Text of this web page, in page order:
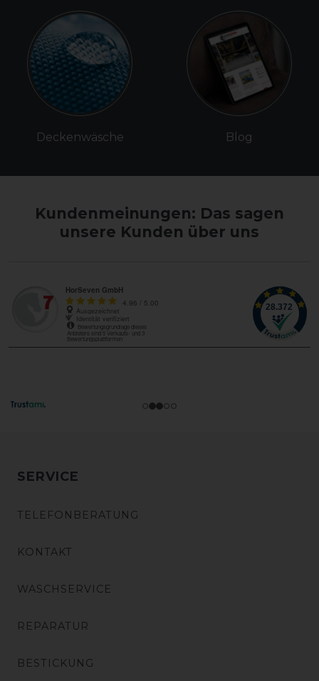
Deckenwäsche Blog
Kundenmeinungen: Das sagen
unsere Kunden über uns
SERVICE
TELEFONBERATUNG
KONTAKT
WASCHSERVICE
REPARATUR
BESTICKUNG